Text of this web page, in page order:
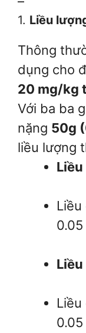
1. Liều
Thông
dụng cho
20 mg/kg
Với ba ba
nặng 50g
liều lượng
0.05
0.05